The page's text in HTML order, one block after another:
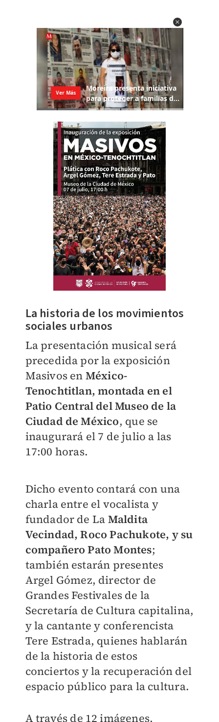
La historia de los movimientos
sociales urbanos
La presentación musical será
precedida por la exposición
Masivos en México-
Tenochtitlan, montada en el
Patio Central del Museo de la
Ciudad de México, que se
inaugurará el 7 de julio a las
17:00 horas.
Dicho evento contará con una
charla entre el vocalista y
fundador de La Maldita
Vecindad, Roco Pachukote, y su
compañero Pato Montes;
también estarán presentes
Argel Gómez, director de
Grandes Festivales de la
Secretaría de Cultura capitalina,
y la cantante y conferencista
Tere Estrada, quienes hablarán
de la historia de estos
conciertos y la recuperación del
espacio público para la cultura.
A través de 12 imágenes,